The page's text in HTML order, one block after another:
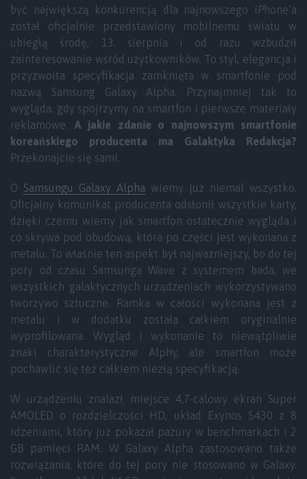
być największą konkurencją dla najnowszego iPhone’a
został oficjalnie przedstawiony mobilnemu światu w
ubiegłą środę, 13. sierpnia i od razu wzbudził
zainteresowanie wśród użytkowników. To styl, elegancja i
przyzwoita specyfikacja zamknięta w smartfonie pod
nazwą Samsung Galaxy Alpha. Przynajmniej tak to
wygląda, gdy spojrzymy na smartfon i pierwsze materiały
reklamowe. A jakie zdanie o najnowszym smartfonie
koreańskiego producenta ma Galaktyka Redakcja?
Przekonajcie się sami.
O Samsungu Galaxy Alpha wiemy już niemal wszystko.
Oficjalny komunikat producenta odsłonił wszystkie karty,
dzięki czemu wiemy jak smartfon ostatecznie wygląda i
co skrywa pod obudową, która po części jest wykonana z
metalu. To właśnie ten aspekt był najważniejszy, bo do tej
pory od czasu Samsunga Wave z systemem bada, we
wszystkich galaktycznych urządzeniach wykorzystywano
tworzywo sztuczne. Ramka w całości wykonana jest z
metalu i w dodatku została całkiem oryginalnie
wyprofilowana. Wygląd i wykonanie to niewątpliwie
znaki charakterystyczne Alphy, ale smartfon może
pochawlić się też całkiem niezłą specyfikacją.
W urządzeniu znalazł miejsce 4,7-calowy ekran Super
AMOLED o rozdzielczości HD, układ Exynos 5430 z 8
rdzeniami, który już pokazał pazury w benchmarkach i 2
GB pamięci RAM. W Galaxy Alpha zastosowano także
rozwiązania, które do tej pory nie stosowano w Galaxy.